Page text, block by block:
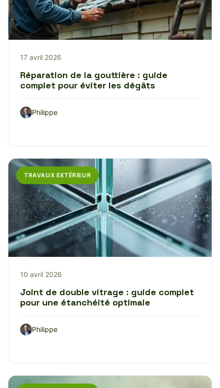
17 avril 2026
Réparation de la gouttière : guide
complet pour éviter les dégâts
Philippe
TRAVAUX EXTÉRIEUR
10 avril 2026
Joint de double vitrage : guide complet
pour une étanchéité optimale
Philippe